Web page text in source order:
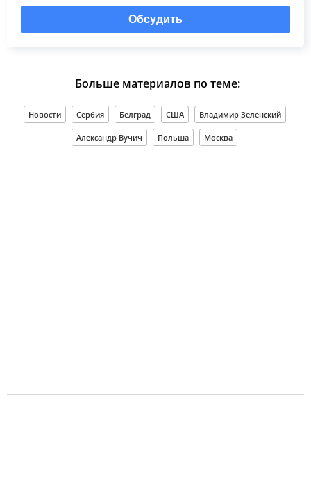
Обсудить
Больше материалов по теме:
Новости Сербия Белград США Владимир Зеленский
Александр Вучич Польша Москва